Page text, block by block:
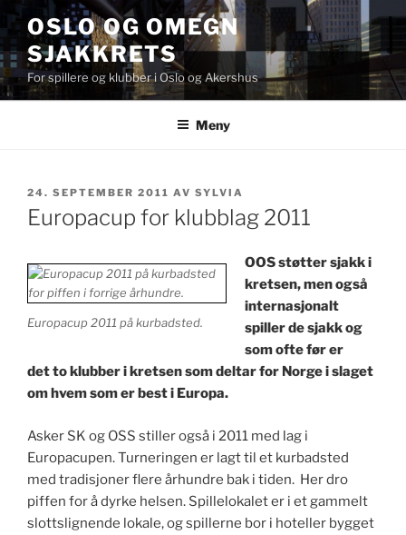
til
innhold
OSLO OG OMEGN
SJAKKRETS
For spillere og klubber i Oslo og Akershus
Meny
PUBLISERT
24. SEPTEMBER 2011 AV SYLVIA
Europacup for klubblag 2011
Europacup 2011 på kurbadsted.
OOS støtter sjakk i
kretsen, men også
internasjonalt
spiller de sjakk og
som ofte før er
det to klubber i kretsen som deltar for Norge i slaget
om hvem som er best i Europa.
Asker SK og OSS stiller også i 2011 med lag i
Europacupen. Turneringen er lagt til et kurbadsted
med tradisjoner flere århundre bak i tiden. Her dro
piffen for å dyrke helsen. Spillelokalet er i et gammelt
slottslignende lokale, og spillerne bor i hoteller bygget